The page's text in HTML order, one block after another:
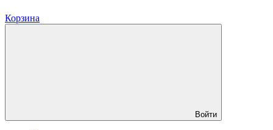
Корзина
Войти